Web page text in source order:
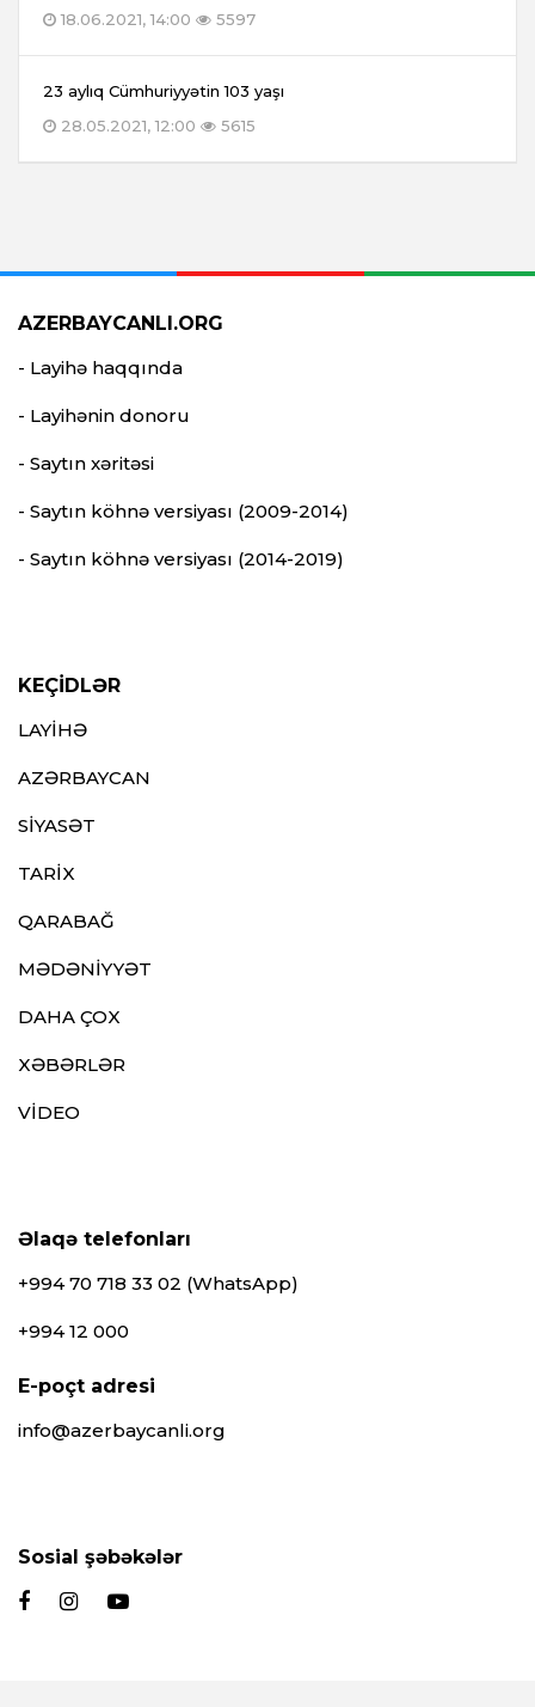
18.06.2021, 14:00
5597
23 aylıq Cümhuriyyətin 103 yaşı
28.05.2021, 12:00
5615
AZERBAYCANLI.ORG
- Layihə haqqında
- Layihənin donoru
- Saytın xəritəsi
- Saytın köhnə versiyası (2009-2014)
- Saytın köhnə versiyası (2014-2019)
KEÇİDLƏR
LAYİHƏ
AZƏRBAYCAN
SİYASƏT
TARİX
QARABAĞ
MƏDƏNİYYƏT
DAHA ÇOX
XƏBƏRLƏR
VİDEO
Əlaqə telefonları
+994 70 718 33 02 (WhatsApp)
+994 12 000
E-poçt adresi
info@azerbaycanli.org
Sosial şəbəkələr